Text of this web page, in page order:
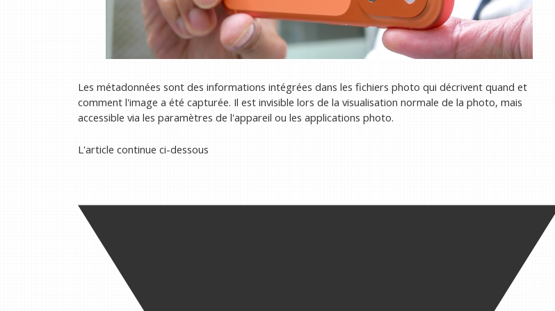
Les métadonnées sont des informations intégrées dans les fichiers photo qui décrivent quand et
comment l'image a été capturée. Il est invisible lors de la visualisation normale de la photo, mais
accessible via les paramètres de l'appareil ou les applications photo.
L'article continue ci-dessous